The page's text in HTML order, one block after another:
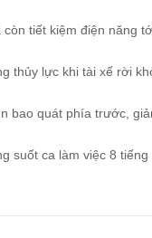
tiết kiệm điện năng
thủy lực khi tài xế rời
bao quát phía trước,
suốt ca làm việc 8 tiếng